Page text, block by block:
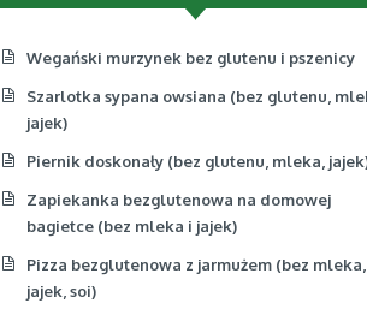
soi)
Wegański murzynek bez glutenu i pszenicy
Szarlotka sypana owsiana (bez glutenu,
jajek)
Piernik doskonały (bez glutenu, mleka,
Zapiekanka bezglutenowa na domowej
bagietce (bez mleka i jajek)
Pizza bezglutenowa z jarmużem (bez mleka,
jajek, soi)